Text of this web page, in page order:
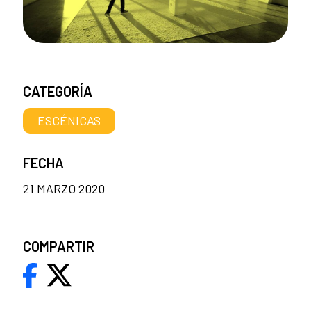
CATEGORÍA
ESCÉNICAS
FECHA
21 MARZO 2020
COMPARTIR